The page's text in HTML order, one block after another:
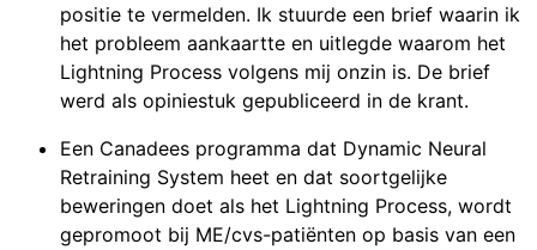
positie te vermelden. Ik stuurde een brief waarin ik
het probleem aankaartte en uitlegde waarom het
Lightning Process volgens mij onzin is. De brief
werd als opiniestuk gepubliceerd in de krant.
Een Canadees programma dat Dynamic Neural
Retraining System heet en dat soortgelijke
beweringen doet als het Lightning Process, wordt
gepromoot bij ME/cvs-patiënten op basis van een